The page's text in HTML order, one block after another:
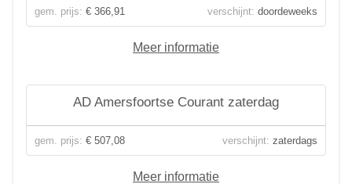
gem. prijs: € 366,91 verschijnt: doordeweeks
Meer informatie
AD Amersfoortse Courant zaterdag
gem. prijs: € 507,08 verschijnt: zaterdags
Meer informatie